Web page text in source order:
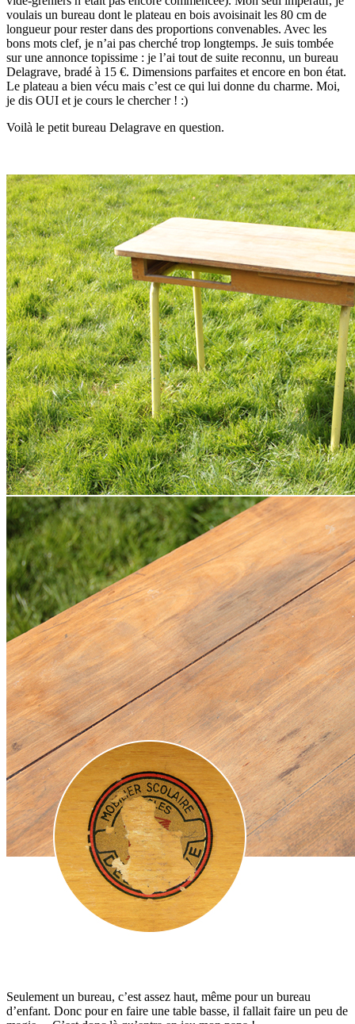
voulais un bureau dont le plateau en bois avoisinait les 80 cm de
longueur pour rester dans des proportions convenables. Avec les
bons mots clef, je n’ai pas cherché trop longtemps. Je suis tombée
sur une annonce topissime : je l’ai tout de suite reconnu, un bureau
Delagrave, bradé à 15 €. Dimensions parfaites et encore en bon état.
Le plateau a bien vécu mais c’est ce qui lui donne du charme. Moi,
je dis OUI et je cours le chercher ! :)
Voilà le petit bureau Delagrave en question.
Seulement un bureau, c’est assez haut, même pour un bureau
d’enfant. Donc pour en faire une table basse, il fallait faire un peu de